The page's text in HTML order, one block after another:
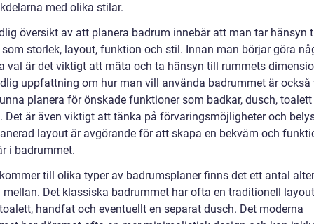
med olika stilar.
översikt av att planera badrum innebär att man tar hänsyn
storlek, layout, funktion och stil. Innan man börjar göra
val är det viktigt att mäta och ta hänsyn till rummets
uppfattning om hur man vill använda badrummet är
planera för önskade funktioner som badkar, dusch,
Det är även viktigt att tänka på förvaringsmöjligheter och
layout är avgörande för att skapa en bekväm och
i badrummet.
till olika typer av badrumsplaner finns det ett antal
Det klassiska badrummet har ofta en traditionell
handfat och eventuellt en separat dusch. Det moderna